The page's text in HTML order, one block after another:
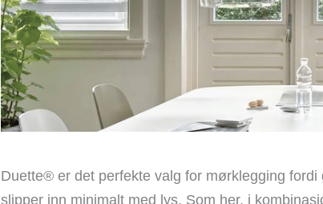
Duette® er det perfekte valg for mørklegging
slipper inn minimalt med lys. Som her, i